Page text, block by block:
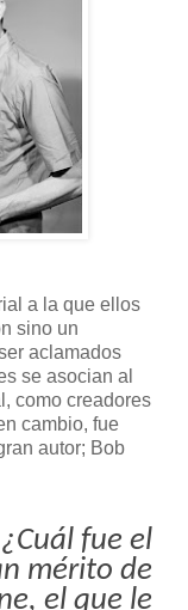
a la que ellos
sino un
aclamados
se asocian al
como creadores
cambio, fue
autor; Bob
¿Cuál fue el
mérito de
el que le